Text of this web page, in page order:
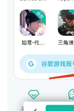
法登录pubg绝地
用手游加速器等
“玩pubg吃鸡手
“小编为您隆重
久免费加速，一
件。采用全新自
双通道智能切换